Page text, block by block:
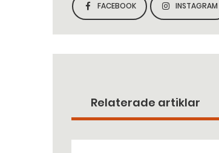
DELA SIDAN PÅ
FACEBOOK INSTAGRAM
Relaterade artiklar